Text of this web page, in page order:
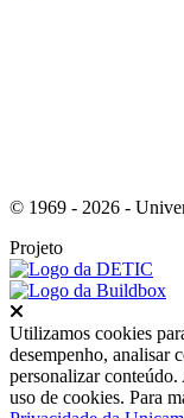
© 1969 - 2026 -
Projeto
Utilizamos cookies
desempenho, analisar
personalizar
uso de cookies. Para